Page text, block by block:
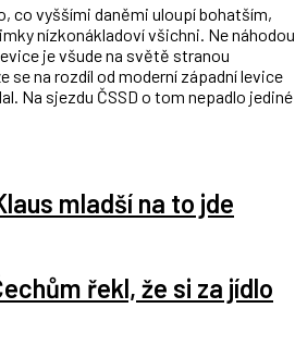
co vyššími daněmi uloupí bohatším,
nízkonákladoví všichni. Ne náhodou
je všude na světě stranou
se na rozdíl od moderní západní levice
Na sjezdu ČSSD o tom nepadlo jediné
mladší na to jde
řekl, že si za jídlo